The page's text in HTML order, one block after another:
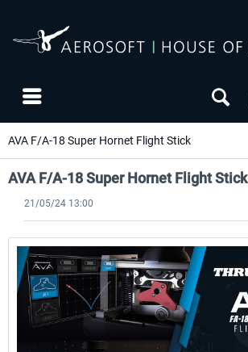
AVA F/A-18 Super Hornet Flight Stick
AVA F/A-18 Super Hornet Flight Stick
21/05/24 13:00